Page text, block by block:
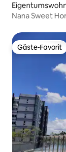
Nana Sweet
Gäste-Favorit
Gäste-Favorit